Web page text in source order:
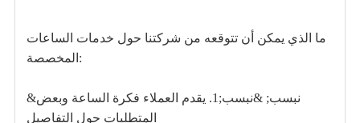
ما الذي يمكن أن تتوقعه من شركتنا حول خدمات الساعات
المخصصة:
&نبسب; &نبسب;1. يقدم العملاء فكرة الساعة وبعض
المتطلبات حول التفاصيل